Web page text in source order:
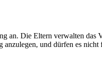
an. Die Eltern verwalten das
und dürfen es